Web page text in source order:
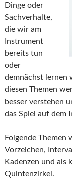
Dinge oder
Sachverhalte,
die wir am
Instrument
bereits tun
oder
demnächst lernen
diesen Themen
besser verstehen
das Spiel auf dem
Folgende Themen
Vorzeichen,
Kadenzen und als
Quintenzirkel.